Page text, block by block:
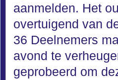
aanmelden. Het
overtuigend van
36 Deelnemers
avond te
geprobeerd om